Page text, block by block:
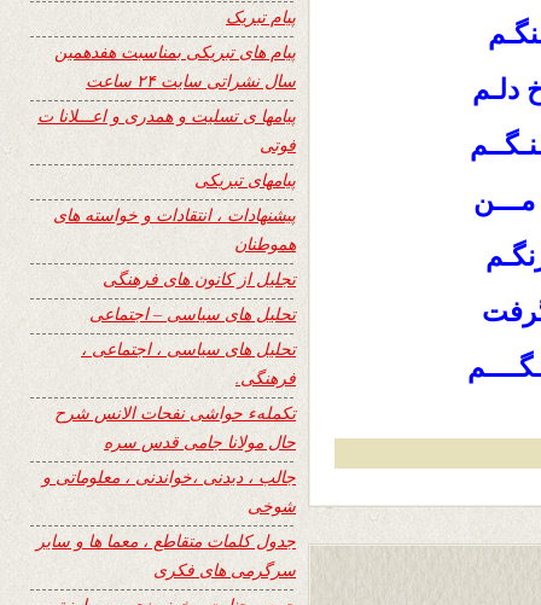
دلـم
مـــن
پیام تبریک
پیام های تبریکی بمناسبت هفدهمین
سال نشراتی سایت ۲۴ ساعت
پیامها ی تسلیت و همدری و اعـــلانا ت
فوتی
پیامهای تبریکی
پیشنهادات ، انتقادات و خواسته های
هموطنان
تجلیل از کانون های فرهنگی
تحلیل های سیاسی – اجتماعی
تحلیل های سیاسی ، اجتماعی ،
فرهنگی.
تکملهء حواشی نفحات الانس شرح
حال مولانا جامی قدس سره
جالب ، دیدنی ،خواندنی ، معلوماتی و
شوخی
جدول کلمات متقاطع ، معما ها و سایر
سرگرمی های فکری